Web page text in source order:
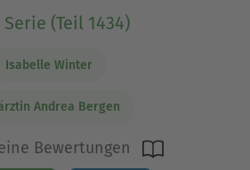
Serie (Teil 1434)
Isabelle Winter
Andrea Bergen
Bewertungen